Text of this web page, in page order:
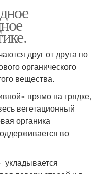
друг от друга по
органического
вещества.
прямо на грядке,
вегетационный
органика
во